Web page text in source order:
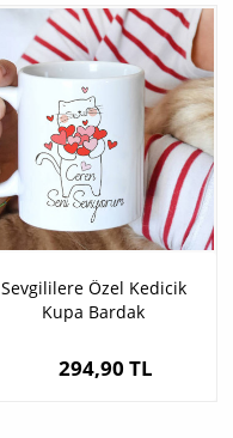
Sevgililere Özel Kedicik
Kupa Bardak
294,90 TL